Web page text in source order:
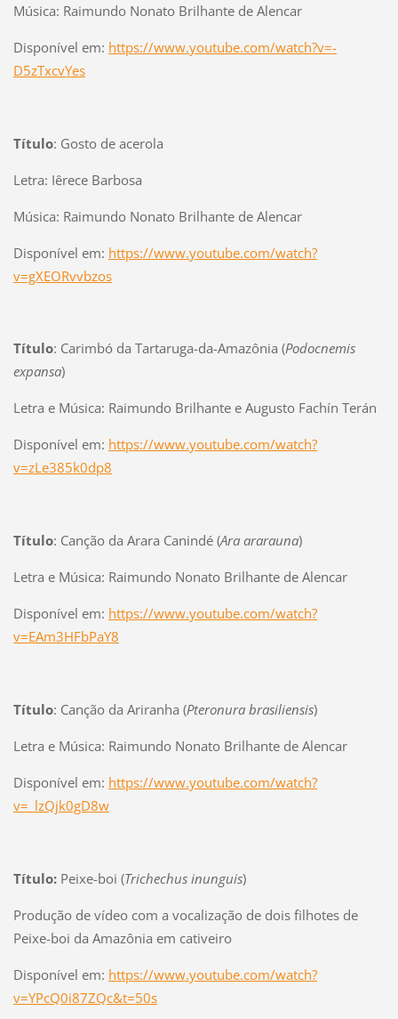
Música: Raimundo Nonato Brilhante de Alencar
Disponível em: https://www.youtube.com/watch?v=-
D5zTxcvYes
Título: Gosto de acerola
Letra: Iêrece Barbosa
Música: Raimundo Nonato Brilhante de Alencar
Disponível em: https://www.youtube.com/watch?
v=gXEORvvbzos
Título: Carimbó da Tartaruga-da-Amazônia (Podocnemis
expansa)
Letra e Música: Raimundo Brilhante e Augusto Fachín Terán
Disponível em: https://www.youtube.com/watch?
v=zLe385k0dp8
Título: Canção da Arara Canindé (Ara ararauna)
Letra e Música: Raimundo Nonato Brilhante de Alencar
Disponível em: https://www.youtube.com/watch?
v=EAm3HFbPaY8
Título: Canção da Ariranha (Pteronura brasiliensis)
Letra e Música: Raimundo Nonato Brilhante de Alencar
Disponível em: https://www.youtube.com/watch?
v=_lzQjk0gD8w
Título: Peixe-boi (Trichechus inunguis)
Produção de vídeo com a vocalização de dois filhotes de
Peixe-boi da Amazônia em cativeiro
Disponível em: https://www.youtube.com/watch?
v=YPcQ0i87ZQc&t=50s